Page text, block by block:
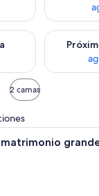
para este fin de
Consulta
2 camas
Una